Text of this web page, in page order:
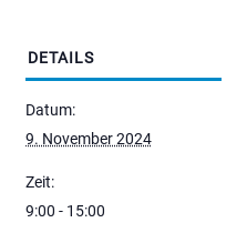
DETAILS
Datum:
9. November 2024
Zeit:
9:00 - 15:00